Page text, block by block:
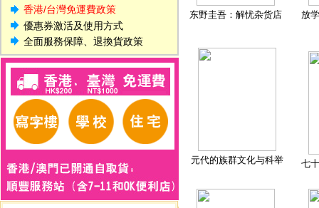
香港/台灣免運費政策
優惠券激活及使用方式
全面服務保障、退換貨政策
东野圭吾：解忧杂货店 放
元代的族群文化与科举 七